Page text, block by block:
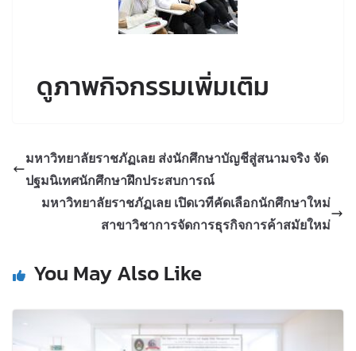
ดูภาพกิจกรรมเพิ่มเติม
มหาวิทยาลัยราชภัฏเลย ส่งนักศึกษาบัญชีสู่สนามจริง จัด
ปฐมนิเทศนักศึกษาฝึกประสบการณ์
มหาวิทยาลัยราชภัฏเลย เปิดเวทีคัดเลือกนักศึกษาใหม่
สาขาวิชาการจัดการธุรกิจการค้าสมัยใหม่
You May Also Like